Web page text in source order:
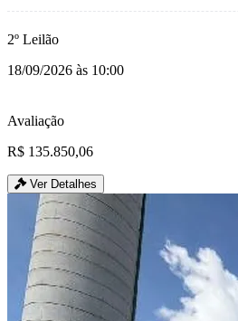
2º Leilão
18/09/2026 às 10:00
Avaliação
R$ 135.850,06
Ver Detalhes